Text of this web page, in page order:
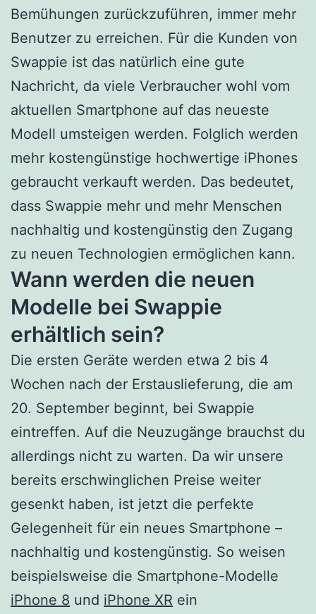
Bemühungen zurückzuführen, immer mehr
Benutzer zu erreichen. Für die Kunden von
Swappie ist das natürlich eine gute
Nachricht, da viele Verbraucher wohl vom
aktuellen Smartphone auf das neueste
Modell umsteigen werden. Folglich werden
mehr kostengünstige hochwertige iPhones
gebraucht verkauft werden. Das bedeutet,
dass Swappie mehr und mehr Menschen
nachhaltig und kostengünstig den Zugang
zu neuen Technologien ermöglichen kann.
Wann werden die neuen
Modelle bei Swappie
erhältlich sein?
Die ersten Geräte werden etwa 2 bis 4
Wochen nach der Erstauslieferung, die am
20. September beginnt, bei Swappie
eintreffen. Auf die Neuzugänge brauchst du
allerdings nicht zu warten. Da wir unsere
bereits erschwinglichen Preise weiter
gesenkt haben, ist jetzt die perfekte
Gelegenheit für ein neues Smartphone –
nachhaltig und kostengünstig. So weisen
beispielsweise die Smartphone-Modelle
iPhone 8 und iPhone XR ein